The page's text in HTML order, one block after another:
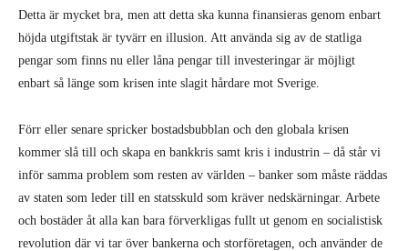
Detta är mycket bra, men att detta ska kunna finansieras genom enbart
höjda utgiftstak är tyvärr en illusion. Att använda sig av de statliga
pengar som finns nu eller låna pengar till investeringar är möjligt
enbart så länge som krisen inte slagit hårdare mot Sverige.
Förr eller senare spricker bostadsbubblan och den globala krisen
kommer slå till och skapa en bankkris samt kris i industrin – då står vi
inför samma problem som resten av världen – banker som måste räddas
av staten som leder till en statsskuld som kräver nedskärningar. Arbete
och bostäder åt alla kan bara förverkligas fullt ut genom en socialistisk
revolution där vi tar över bankerna och storföretagen, och använder de